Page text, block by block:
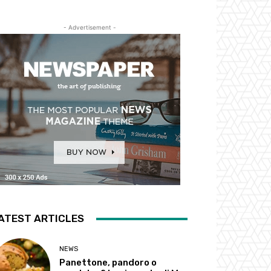
- Advertisement -
ARTICLES
NEWS
Panettone, pandoro o